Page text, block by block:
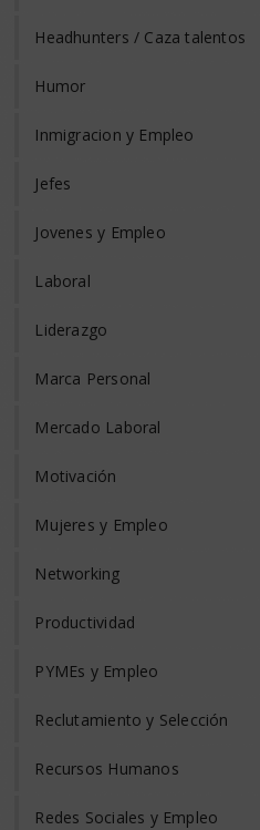
Headhunters / Caza talentos
Humor
Inmigracion y Empleo
Jefes
Jovenes y Empleo
Laboral
Liderazgo
Marca Personal
Mercado Laboral
Motivación
Mujeres y Empleo
Networking
Productividad
PYMEs y Empleo
Reclutamiento y Selección
Recursos Humanos
Redes Sociales y Empleo